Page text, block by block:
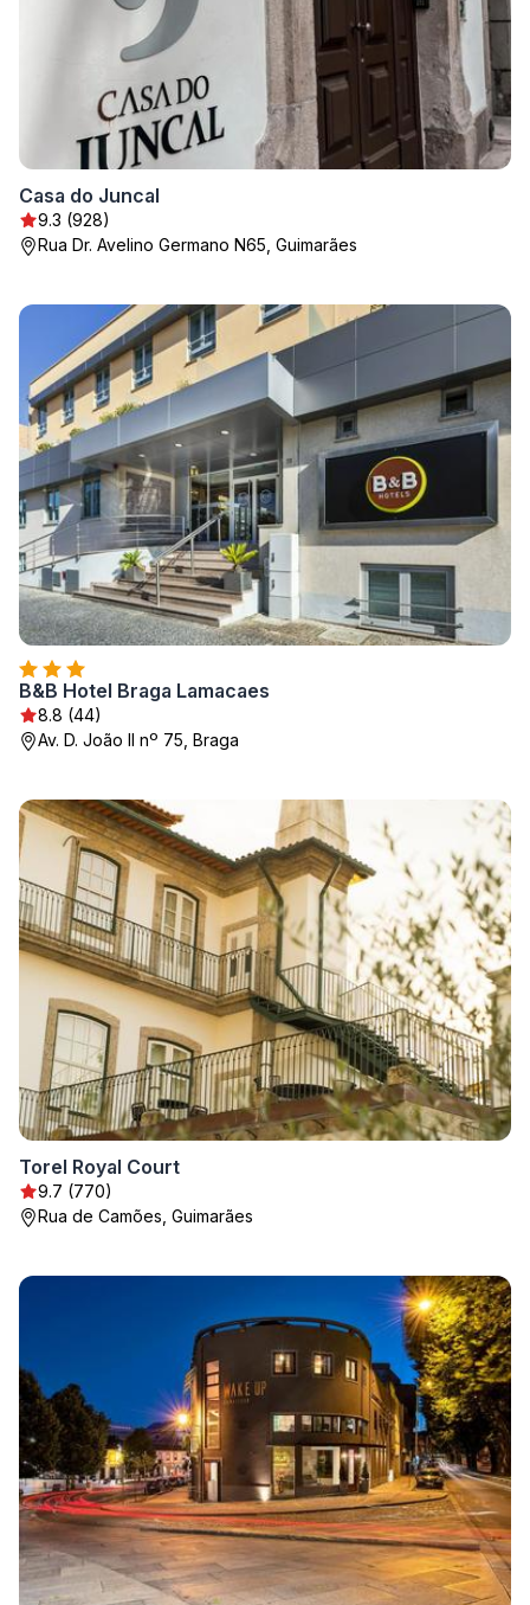
Casa do Juncal
9.3 (928)
Rua Dr. Avelino Germano N65, Guimarães
B&B Hotel Braga Lamacaes
8.8 (44)
Av. D. João II nº 75, Braga
Torel Royal Court
9.7 (770)
Rua de Camões, Guimarães